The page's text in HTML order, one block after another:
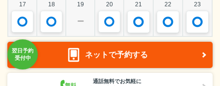
17 18 19 20 21 22 23
ー
ネットで予約する
通話無料でお気軽に